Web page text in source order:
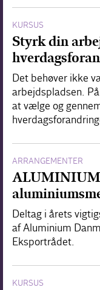
KURSUS
Styrk din
Det behøver ikke
arbejdspladsen.
at vælge og
ARRANGEMENTER
ALUMINIUM
Deltag i årets
af Aluminium
Eksportrådet.
KURSUS